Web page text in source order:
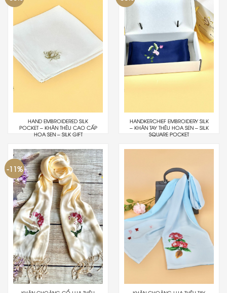
HAND EMBROIDERED SILK
POCKET – KHĂN THÊU CAO CẤP
HOA SEN – SILK GIFT
HANDKERCHIEF EMBROIDERY SILK
– KHĂN TAY THÊU HOA SEN – SILK
SQUARE POCKET
-11%